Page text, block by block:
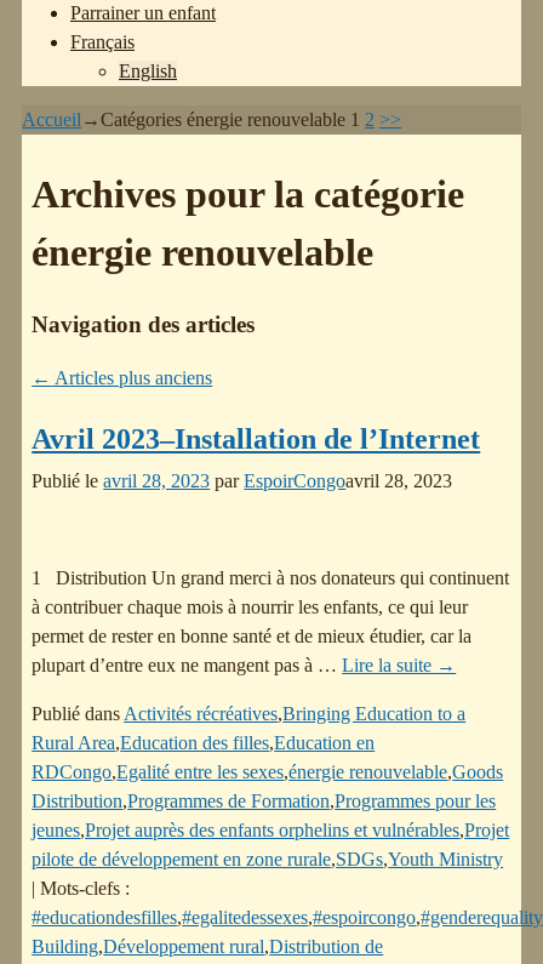
Parrainer un enfant
Français
English
Accueil →Catégories énergie renouvelable 1 2 >>
Archives pour la catégorie
énergie renouvelable
Navigation des articles
← Articles plus anciens
Avril 2023–Installation de l’Internet
Publié leavril 28, 2023 parEspoirCongoavril 28, 2023
1 Distribution Un grand merci à nos donateurs qui continuent
à contribuer chaque mois à nourrir les enfants, ce qui leur
permet de rester en bonne santé et de mieux étudier, car la
plupart d’entre eux ne mangent pas à … Lire la suite →
Publié dans Activités récréatives,Bringing Education to a
Rural Area,Education des filles,Education en
RDCongo,Egalité entre les sexes,énergie renouvelable,Goods
Distribution,Programmes de Formation,Programmes pour les
jeunes,Projet auprès des enfants orphelins et vulnérables,Projet
pilote de développement en zone rurale,SDGs,Youth Ministry
|Mots-clefs :
#educationdesfilles,#egalitedessexes,#espoircongo,#genderequality
Building,Développement rural,Distribution de